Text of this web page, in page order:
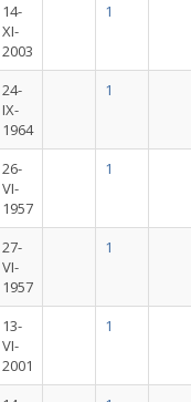
14-
XI-
2003
1
24-
IX-
1964
1
26-
VI-
1957
1
27-
VI-
1957
1
13-
VI-
2001
1